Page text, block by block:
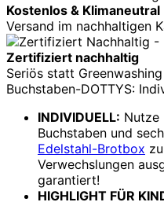
Kostenlos & Klimaneutral
Versand im nachhaltigen
Zertifiziert nachhaltig
Seriös statt Greenwashing
Buchstaben-DOTTYS:
INDIVIDUELL: Nutze
Buchstaben und
Edelstahl-Brotbox
Verwechslungen
garantiert!
HIGHLIGHT FÜR